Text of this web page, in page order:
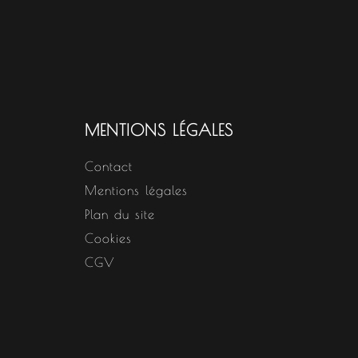
MENTIONS LÉGALES
Contact
Mentions légales
Plan du site
Cookies
CGV